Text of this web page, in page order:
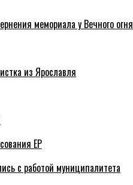
мемориала у Вечного огня
из Ярославля
ЕР
с работой муниципалитета